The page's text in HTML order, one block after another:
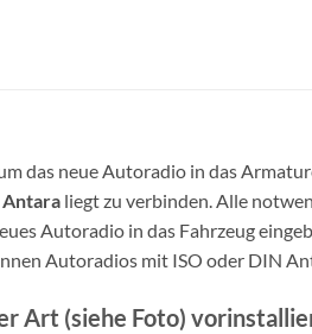
das neue Autoradio in das
liegt zu verbinden. Alle
Autoradio in das Fahrzeug
Autoradios mit ISO oder DIN
Art (siehe Foto)